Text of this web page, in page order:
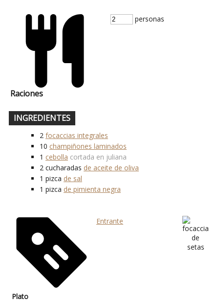
Raciones
personas
INGREDIENTES
2 focaccias integrales
10 champiñones laminados
1 cebolla cortada en juliana
2 cucharadas de aceite de oliva
1 pizca de sal
1 pizca de pimienta negra
Plato
Entrante